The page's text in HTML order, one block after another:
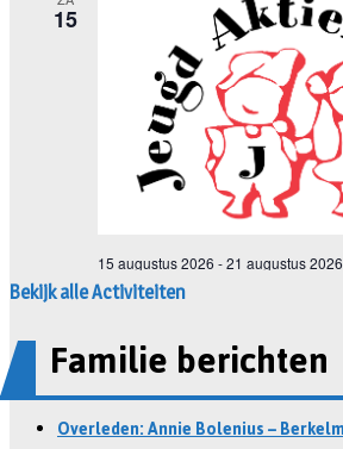
Bekijk alle Activiteiten
Familie berichten
Overleden: Annie Bolenius –